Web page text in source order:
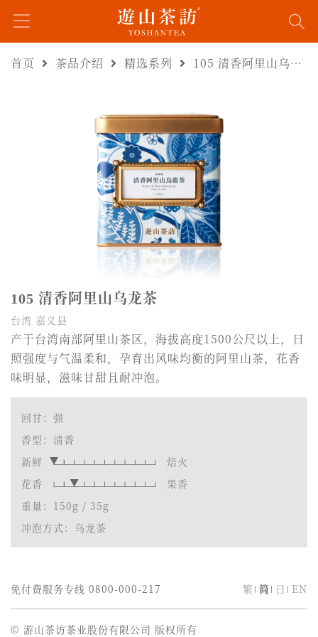
首页 茶品介绍 精选系列 105 清香阿里山乌龙茶
105 清香阿里山乌龙茶
台湾 嘉义县
产于台湾南部阿里山茶区，海拔高度1500公尺以上，日
照强度与气温柔和，孕育出风味均衡的阿里山茶，花香
味明显，滋味甘甜且耐冲泡。
回甘：强
香型：清香
新鲜
焙火
花香
果香
重量：150g / 35g
冲泡方式：乌龙茶
免付费服务专线 0800-000-217 繁 简 日 EN
© 游山茶访茶业股份有限公司 版权所有